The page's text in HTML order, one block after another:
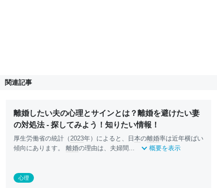
関連記事
離婚したい夫の心理とサインとは？離婚を避けたい妻
の対処法 - 探してみよう！知りたい情報！
厚生労働省の統計（2023年）によると、日 本の離婚率は近年横ばい
傾向にあります。 離婚の理由は、夫婦間... 概要を表示
心理